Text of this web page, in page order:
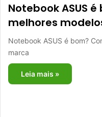
Notebook ASUS
melhores
Notebook ASUS é bom?
marca
Leia mais »